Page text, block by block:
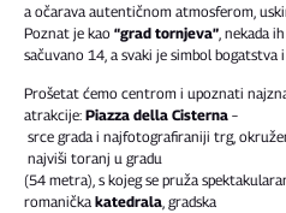
a očarava autentičnom atmosferom,
Poznat je kao “grad tornjeva” , nekada
sačuvano 14, a svaki je simbol
Prošetat ćemo centrom i upoznati
atrakcije: Piazza della Cisterna –
srce grada i najfotografiraniji trg,
najviši toranj u gradu
(54 metra), s kojeg se pruža
romanička katedrala, gradska